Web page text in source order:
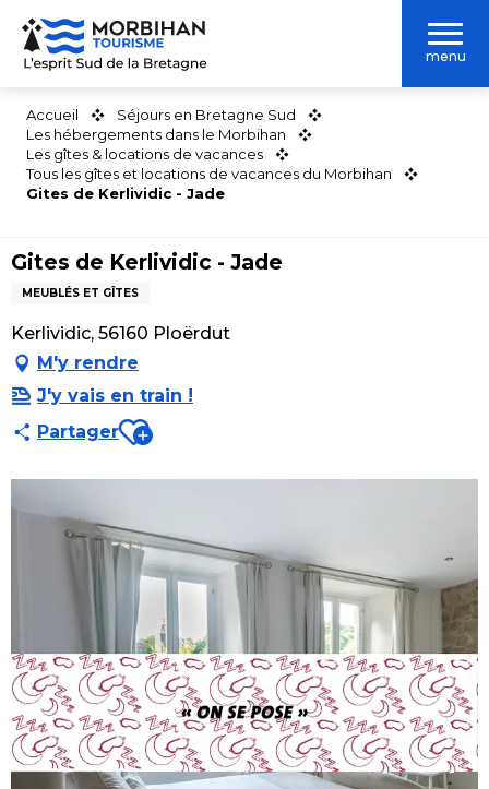
Aller
contenu
menu
Accueil
Séjours en Bretagne Sud
Les hébergements dans le Morbihan
Les gîtes & locations de vacances
Tous les gîtes et locations de vacances du Morbihan
Gites de Kerlividic - Jade
Gites de Kerlividic - Jade
MEUBLÉS ET GÎTES
Kerlividic, 56160 Ploërdut
M'y rendre
J'y vais en train !
PartagerAjouter aux favoris